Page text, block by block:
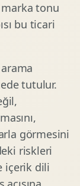
tonu
bu ticari
tutulur.
görmesini
riskleri
içerik dili